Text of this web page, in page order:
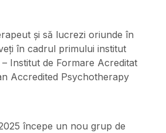
și să lucrezi oriunde în
în cadrul primului institut
Institut de Formare Acreditat
Accredited Psychotherapy
începe un nou grup de